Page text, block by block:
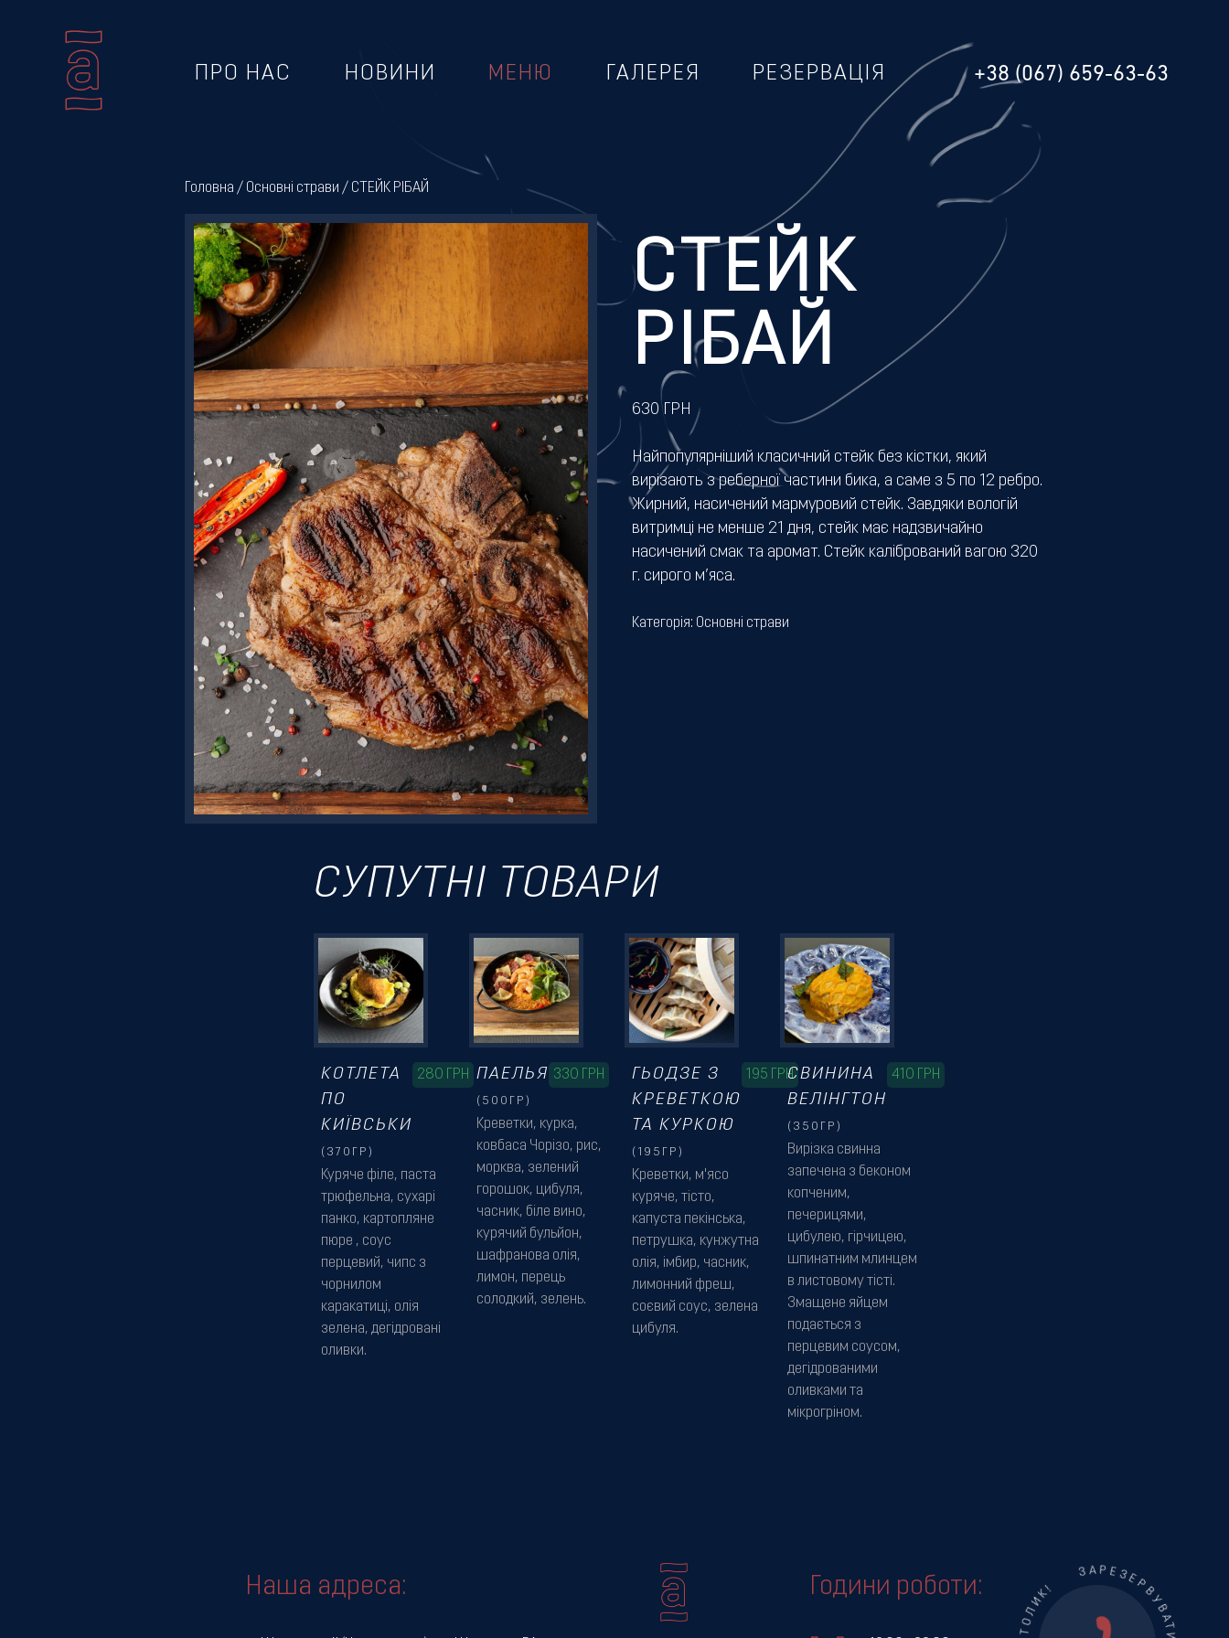
Резервація
ПРО НАС НОВИНИ МЕНЮ ГАЛЕРЕЯ РЕЗЕРВАЦІЯ +38 (067) 659-63-63
Головна / Основні страви / СТЕЙК РІБАЙ
СТЕЙК
РІБАЙ
630ГРН
Найпопулярніший класичний стейк без кістки, який
вирізають з реберної частини бика, а саме з 5 по 12 ребро.
Жирний, насичений мармуровий стейк. Завдяки вологій
витримці не менше 21 дня, стейк має надзвичайно
насичений смак та аромат. Стейк калібрований вагою 320
г. сирого м’яса.
Категорія: Основні страви
СУПУТНІ ТОВАРИ
Куряче філе, паста
трюфельна, сухарі
панко, картопляне
пюре , соус
перцевий, чипс з
чорнилом
каракатиці, олія
зелена, дегідровані
оливки.
КОТЛЕТА
ПО
КИЇВСЬКИ
(370ГР)
280 ГРН
Креветки, курка,
ковбаса Чорізо, рис,
морква, зелений
горошок, цибуля,
часник, біле вино,
курячий бульйон,
шафранова олія,
лимон, перець
солодкий, зелень.
ПАЕЛЬЯ
(500ГР)
330 ГРН
Креветки, м'ясо
куряче, тісто,
капуста пекінська,
петрушка, кунжутна
олія, імбир, часник,
лимонний фреш,
соєвий соус, зелена
цибуля.
ГЬОДЗЕ З
КРЕВЕТКОЮ
ТА КУРКОЮ
(195ГР)
195 ГРН
Вирізка свинна
запечена з беконом
копченим,
печерицями,
цибулею, гірчицею,
шпинатним млинцем
в листовому тісті.
Змащене яйцем
подається з
перцевим соусом,
дегідрованими
оливками та
мікрогріном.
СВИНИНА
ВЕЛІНГТОН
(350ГР)
410 ГРН
Наша адреса: Години роботи: